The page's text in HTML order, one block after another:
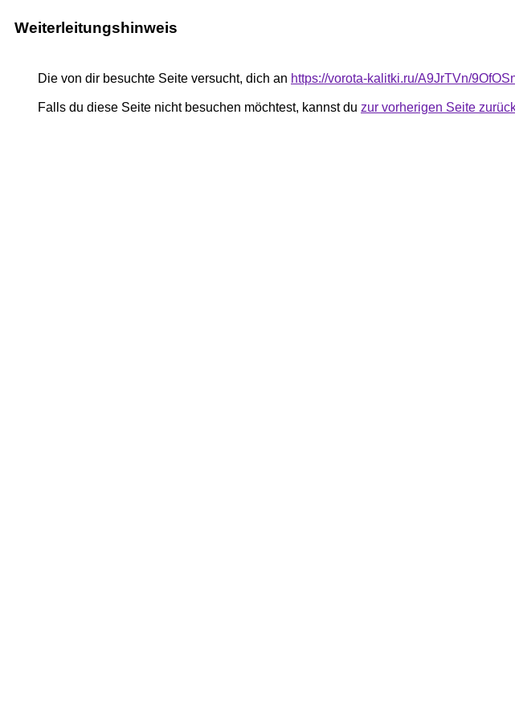
Weiterleitungshinweis
Die von dir besuchte Seite versucht, dich an https://vorota-kalitki.ru/A9JrTVn/
Falls du diese Seite nicht besuchen möchtest, kannst du zur vorherigen Seite